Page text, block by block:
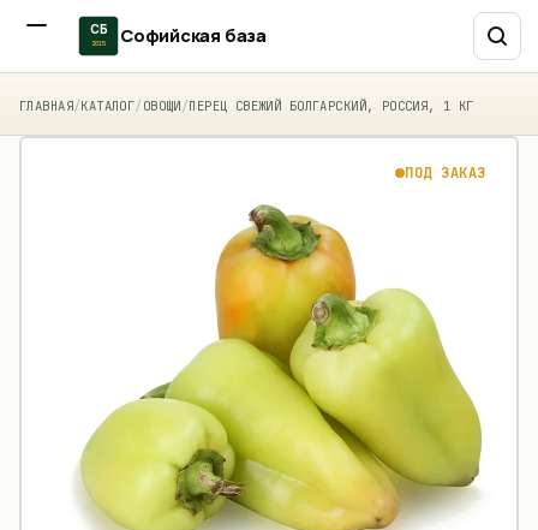
СБ
2015 Софийская база
ГЛАВНАЯ/КАТАЛОГ/ ОВОЩИ/ПЕРЕЦ СВЕЖИЙ БОЛГАРСКИЙ, РОССИЯ, 1 КГ
ПОД ЗАКАЗ